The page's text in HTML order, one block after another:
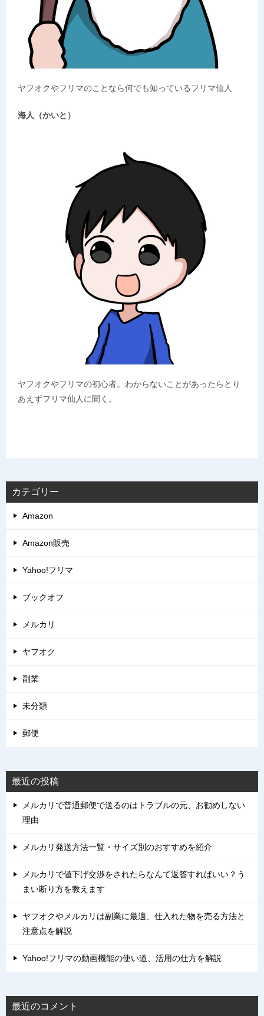
ヤフオクやフリマのことなら何でも知っているフリマ仙人
海人（かいと）
ヤフオクやフリマの初心者。わからないことがあったらとり
あえずフリマ仙人に聞く。
カテゴリー
Amazon
Amazon販売
Yahoo!フリマ
ブックオフ
メルカリ
ヤフオク
副業
未分類
郵便
最近の投稿
メルカリで普通郵便で送るのはトラブルの元、お勧めしない
理由
メルカリ発送方法一覧・サイズ別のおすすめを紹介
メルカリで値下げ交渉をされたらなんて返答すればいい？う
まい断り方を教えます
ヤフオクやメルカリは副業に最適、仕入れた物を売る方法と
注意点を解説
Yahoo!フリマの動画機能の使い道、活用の仕方を解説
最近のコメント